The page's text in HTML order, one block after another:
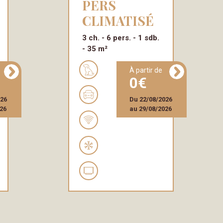
PERS
CLIMATISÉ
3 ch. 6 pers.
1 sdb.
35 m²
à partir de
0
Du 22/08/2026
au 29/08/2026